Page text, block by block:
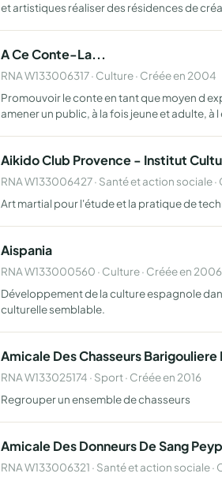
et artistiques réaliser des résidences de
A Ce Conte-La...
RNA W133006317 · Culture · Créée en 2004
Promouvoir le conte en tant que moyen d
amener un public, à la fois jeune et adulte, à
Aikido Club Provence - Institut
RNA W133006427 · Santé et action sociale ·
Art martial pour l'étude et la pratique de
Aispania
RNA W133000560 · Culture · Créée en 2006
Développement de la culture espagnole
culturelle semblable.
Amicale Des Chasseurs Barigouliere
RNA W133025174 · Sport · Créée en 2016
Regrouper un ensemble de chasseurs
Amicale Des Donneurs De Sang
RNA W133006321 · Santé et action sociale ·